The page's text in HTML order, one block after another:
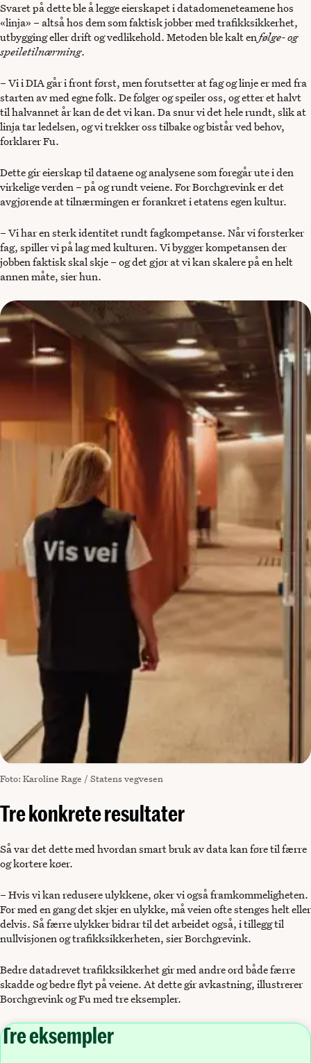
Svaret på dette ble å legge eierskapet i datadomeneteamene hos
«linja» – altså hos dem som faktisk jobber med trafikksikkerhet,
utbygging eller drift og vedlikehold. Metoden ble kalt enfølge- og
speiletilnærming.
– Vi i DIA går i front først, men forutsetter at fag og linje er med fra
starten av med egne folk. De følger og speiler oss, og etter et halvt
til halvannet år kan de det vi kan. Da snur vi det hele rundt, slik at
linja tar ledelsen, og vi trekker oss tilbake og bistår ved behov,
forklarer Fu.
Dette gir eierskap til dataene og analysene som foregår ute i den
virkelige verden – på og rundt veiene. For Borchgrevink er det
avgjørende at tilnærmingen er forankret i etatens egen kultur.
– Vi har en sterk identitet rundt fagkompetanse. Når vi forsterker
fag, spiller vi på lag med kulturen. Vi bygger kompetansen der
jobben faktisk skal skje – og det gjør at vi kan skalere på en helt
annen måte, sier hun.
Foto: Karoline Rage / Statens vegvesen
Tre konkrete resultater
Så var det dette med hvordan smart bruk av data kan føre til færre
og kortere køer.
– Hvis vi kan redusere ulykkene, øker vi også framkommeligheten.
For med en gang det skjer en ulykke, må veien ofte stenges helt eller
delvis. Så færre ulykker bidrar til det arbeidet også, i tillegg til
nullvisjonen og trafikksikkerheten, sier Borchgrevink.
Bedre datadrevet trafikksikkerhet gir med andre ord både færre
skadde og bedre flyt på veiene. At dette gir avkastning, illustrerer
Borchgrevink og Fu med tre eksempler.
Tre eksempler